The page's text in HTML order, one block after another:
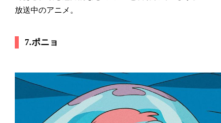
放送中のアニメ。
7.ポニョ